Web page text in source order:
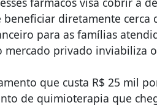
beneficiar diretamente cerca
para as famílias
mercado privado inviabiliza
que custa R$ 25 mil
de quimioterapia que